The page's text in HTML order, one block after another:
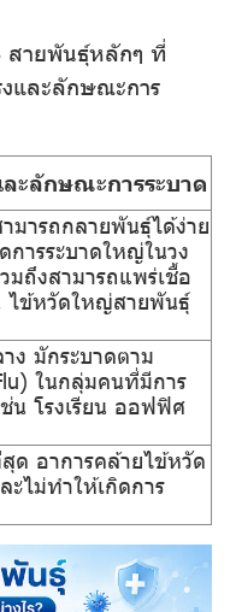
สายพันธุ์หลักๆ ที่
และลักษณะการ
ละลักษณะการระบาด
มารถกลายพันธุ์ได้ง่าย
การระบาดใหญ่ในวง
มถึงสามารถแพร่เชื้อ
ไข้หวัดใหญ่สายพันธุ์
ง มักระบาดตาม
ในกลุ่มคนที่มีการ
น โรงเรียน ออฟฟิศ
ด อาการคล้ายไข้หวัด
ะไม่ทำให้เกิดการ